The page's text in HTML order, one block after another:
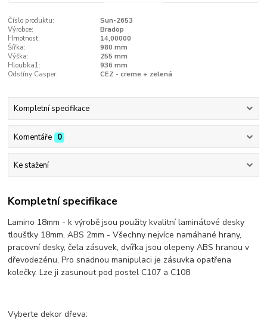
Číslo produktu:
Sun-2653
Výrobce:
Bradop
Hmotnost:
14,00000
Šířka:
980 mm
Výška:
255 mm
Hloubka1:
936 mm
Odstíny Casper:
CEZ - creme + zelená
Kompletní specifikace
Komentáře 0
Ke stažení
Kompletní specifikace
Lamino 18mm - k výrobě jsou použity kvalitní laminátové desky
tloušťky 18mm, ABS 2mm - Všechny nejvíce namáhané hrany,
pracovní desky, čela zásuvek, dvířka jsou olepeny ABS hranou v
dřevodezénu, Pro snadnou manipulaci je zásuvka opatřena
kolečky. Lze ji zasunout pod postel C107 a C108
Vyberte dekor dřeva: